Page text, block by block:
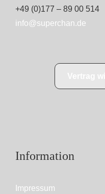
+49 (0)177 – 89 00 514
info@superchan.de
Information
Impressum